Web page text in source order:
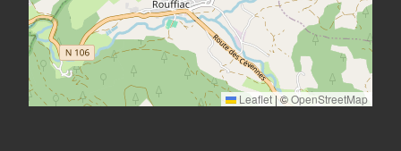
Leaflet |©OpenStreetMap